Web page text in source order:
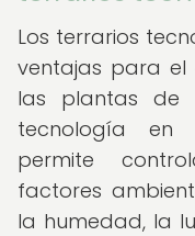
Los terrarios
ventajas para el
las plantas de
tecnología en
permite
factores
la humedad, la